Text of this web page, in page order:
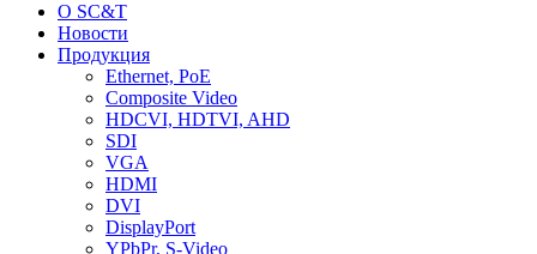
О SC&T
Новости
Продукция
Ethernet, PoE
Composite Video
HDCVI, HDTVI, AHD
SDI
VGA
HDMI
DVI
DisplayPort
YPbPr, S-Video